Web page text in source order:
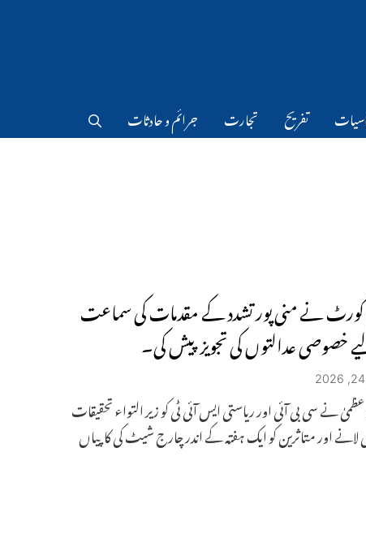
تفریح تجارت جرائم و حادثات
کورٹ نے منی پور تشدد کے مقدمات کی سماعت
خصوصی عدالتوں کی تجویز پیش کی۔
نے سی بی آئی اور ریاستی ایس آئی ٹی کو زیر التواء تحقیقات
لانے اور متاثرین کو ایک ہفتہ کے اندر چارج شیٹ کی کاپیاں